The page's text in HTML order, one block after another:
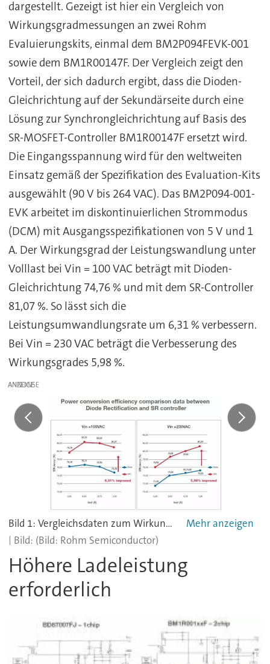
dargestellt. Gezeigt ist hier ein Vergleich von
Wirkungsgradmessungen an zwei Rohm
Evaluierungskits, einmal dem BM2P094FEVK-001
sowie dem BM1R00147F. Der Vergleich zeigt den
Vorteil, der sich dadurch ergibt, dass die Dioden-
Gleichrichtung auf der Sekundärseite durch eine
Lösung zur Synchrongleichrichtung auf Basis des
SR-MOSFET-Controller BM1R00147F ersetzt wird.
Die Eingangsspannung wird für den weltweiten
Einsatz gemäß der Spezifikation des Evaluation-Kits
ausgewählt (90 V bis 264 VAC). Das BM2P094-001-
EVK arbeitet im diskontinuierlichen Strommodus
(DCM) mit Ausgangsspezifikationen von 5 V und 1
A. Der Wirkungsgrad der Leistungswandlung unter
Volllast bei Vin = 100 VAC beträgt mit Dioden-
Gleichrichtung 74,76 % und mit dem SR-Controller
81,07 %. So lässt sich die
Leistungsumwandlungsrate um 6,31 % verbessern.
Bei Vin = 230 VAC beträgt die Verbesserung des
Wirkungsgrades 5,98 %.
ANZEIGE
Bild 1: Vergleichsdaten zum Wirkungsgrad der Leistungsumwandlung zwischen Dioden-Gleichrichtung und SR-Controller.
(Bild: Rohm Semiconductor)
Höhere Ladeleistung
erforderlich